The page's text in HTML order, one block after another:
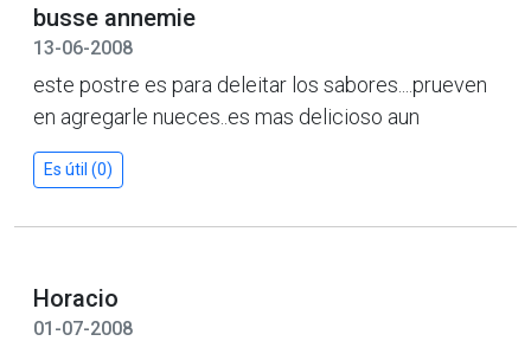
busse annemie
13-06-2008
este postre es para deleitar los sabores....prueven
en agregarle nueces..es mas delicioso aun
Es útil (0)
Horacio
01-07-2008